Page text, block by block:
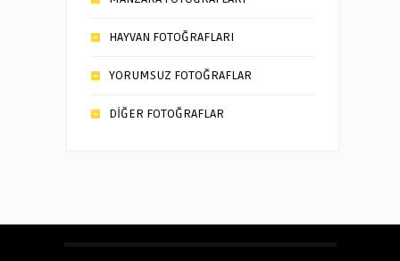
HAYVAN FOTOĞRAFLARI
YORUMSUZ FOTOĞRAFLAR
DİĞER FOTOĞRAFLAR